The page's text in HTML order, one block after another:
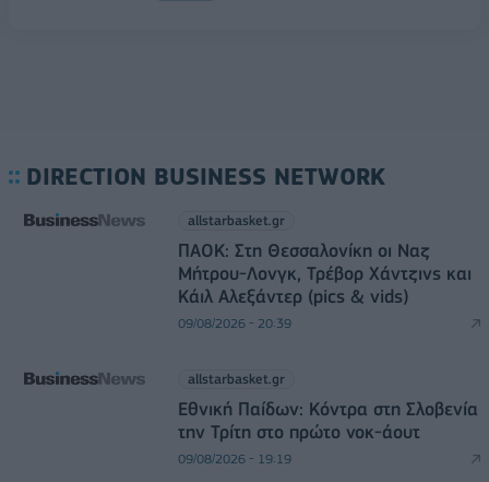
DIRECTION BUSINESS NETWORK
allstarbasket.gr
ΠΑΟΚ: Στη Θεσσαλονίκη οι Ναζ
Μήτρου-Λονγκ, Τρέβορ Χάντζινς και
Κάιλ Αλεξάντερ (pics & vids)
09/08/2026 - 20:39
allstarbasket.gr
Εθνική Παίδων: Κόντρα στη Σλοβενία
την Τρίτη στο πρώτο νοκ-άουτ
09/08/2026 - 19:19